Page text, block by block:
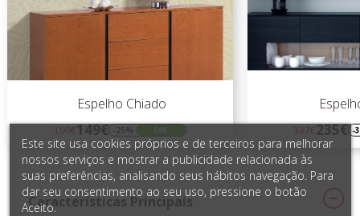
Espelho Moon
Regular
preço
337€235€
Preço -30% 564€
Características Principais
Este site usa cookies próprios e de terceiros para melhorar
nossos serviços e mostrar a publicidade relacionada às
suas preferências, analisando seus hábitos navegação. Para
dar seu consentimento ao seu uso, pressione o botão
Aceito.